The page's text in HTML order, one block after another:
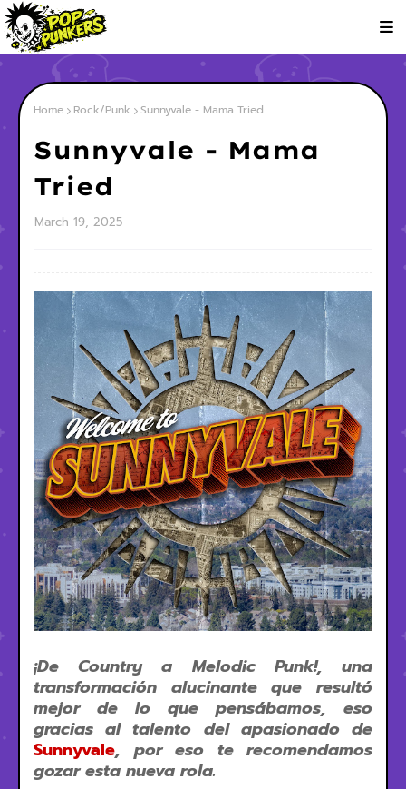
Home Rock/Punk Sunnyvale - Mama Tried
Sunnyvale - Mama
Tried
March 19, 2025
¡De Country a Melodic Punk!, una
transformación alucinante que resultó
mejor de lo que pensábamos, eso
gracias al talento del apasionado de
Sunnyvale, por eso te recomendamos
gozar esta nueva rola.